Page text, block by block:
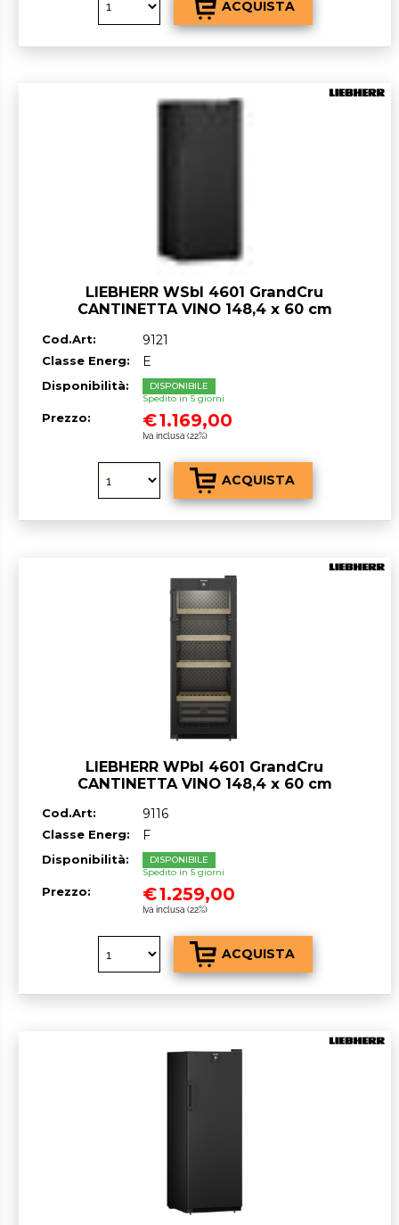
LIEBHERR WSbl 4601 GrandCru
CANTINETTA VINO 148,4 x 60 cm
PREVENTIVO
Cod.Art: 9121
Classe Energ: E
Disponibilità:
DISPONIBILE
Spedito in 5 giorni
Prezzo: €1.169,00
Iva inclusa (22%)
LIEBHERR WPbl 4601 GrandCru
CANTINETTA VINO 148,4 x 60 cm
UN PREVENTIVO
Cod.Art: 9116
Classe Energ: F
Disponibilità:
DISPONIBILE
Spedito in 5 giorni
Prezzo: €1.259,00
Iva inclusa (22%)